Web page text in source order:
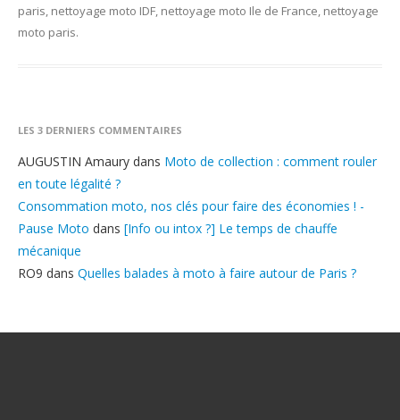
paris, nettoyage moto IDF, nettoyage moto Ile de France, nettoyage
moto paris.
LES 3 DERNIERS COMMENTAIRES
AUGUSTIN Amaury dans Moto de collection : comment rouler
en toute légalité ?
Consommation moto, nos clés pour faire des économies ! -
Pause Moto dans [Info ou intox ?] Le temps de chauffe
mécanique
RO9 dans Quelles balades à moto à faire autour de Paris ?